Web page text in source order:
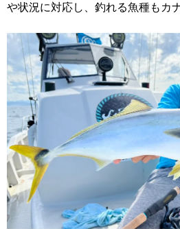
や状況に対応し、釣れる魚種もカ